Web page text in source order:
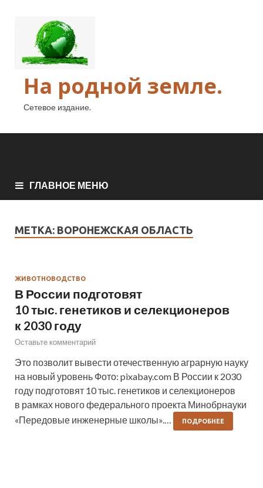
На родной земле.
Сетевое издание.
ГЛАВНОЕ МЕНЮ
МЕТКА: ВОРОНЕЖСКАЯ ОБЛАСТЬ
ЖИВОТНОВОДСТВО
В России подготовят
10 тыс. генетиков и селекционеров
к 2030 году
Оставьте комментарий
Это позволит вывести отечественную аграрную науку
на новый уровень Фото: pixabay.com В России к 2030
году подготовят 10 тыс. генетиков и селекционеров
в рамках нового федерального проекта Минобрнауки
«Передовые инженерные школы».…
ПОДРОБНЕЕ